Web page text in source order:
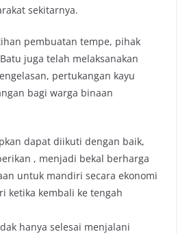
sekitarnya.
pembuatan tempe, pihak
juga telah melaksanakan
pertukangan kayu
bagi warga binaan
dapat diikuti dengan baik,
, menjadi bekal berharga
untuk mandiri secara ekonomi
ketika kembali ke tengah
hanya selesai menjalani